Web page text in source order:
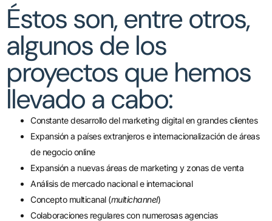
Éstos son, entre otros,
algunos de los
proyectos que hemos
llevado a cabo:
Constante desarrollo del marketing digital en grandes clientes
Expansión a países extranjeros e internacionalización de áreas
de negocio online
Expansión a nuevas áreas de marketing y zonas de venta
Análisis de mercado nacional e internacional
Concepto multicanal (multichannel)
Colaboraciones regulares con numerosas agencias